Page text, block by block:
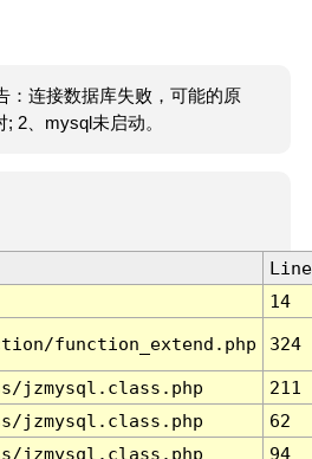
：连接数据库失败，可能的原
2、mysql未启动。
Line
14
function_extend.php 324
jzmysql.class.php
211
jzmysql.class.php
62
jzmysql.class.php
94